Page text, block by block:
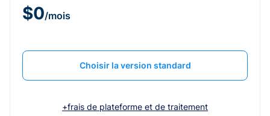
$0/mois
Choisir la version standard
+frais de plateforme et de traitement